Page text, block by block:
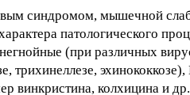
синдромом, мышечной
патологического
(при различных
трихинеллезе,
винкристина, колхицина и